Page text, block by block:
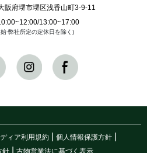
阪府堺市堺区浅香山町3-9-11
13:00~17:00
始·弊社所定の定休日を除く)
ィア利用規約 個人情報保護方針
針 古物営業法に基づく表示